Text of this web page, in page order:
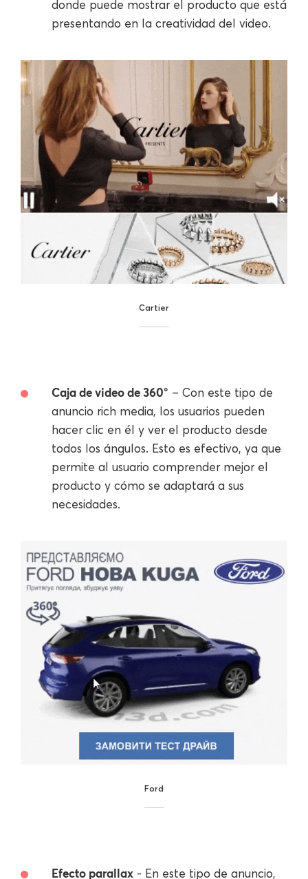
donde puede mostrar el producto que está
presentando en la creatividad del video.
Cartier
Caja de video de 360° – Con este tipo de
anuncio rich media, los usuarios pueden
hacer clic en él y ver el producto desde
todos los ángulos. Esto es efectivo, ya que
permite al usuario comprender mejor el
producto y cómo se adaptará a sus
necesidades.
Ford
Efecto parallax - En este tipo de anuncio,